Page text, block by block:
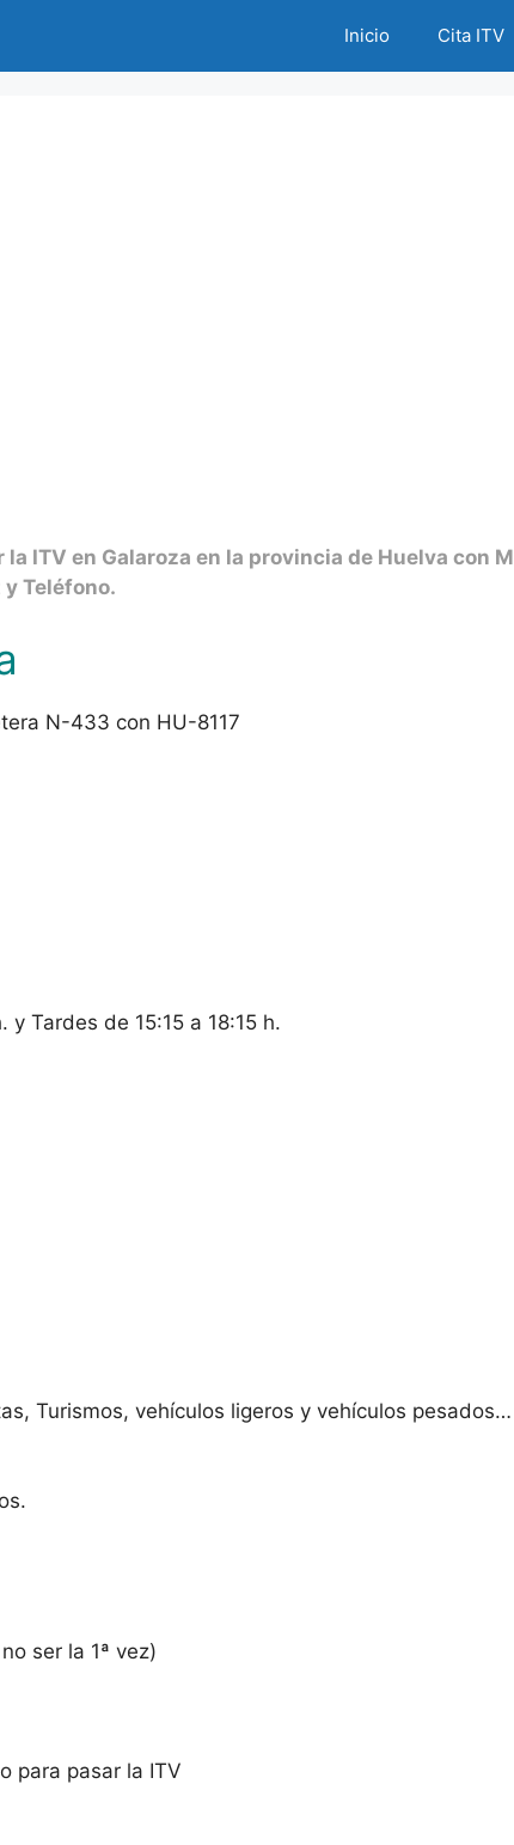
Inicio Cita ITV
ITV en Galaroza en la provincia de Huelva con
Teléfono.
N-433 con HU-8117
Tardes de 15:15 a 18:15 h.
Turismos, vehículos ligeros y vehículos pesados​​…
ser la 1ª vez)
para pasar la ITV